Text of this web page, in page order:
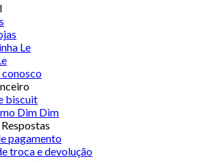
Le
biscuit
Dim Dim
pagamento
troca e devolução